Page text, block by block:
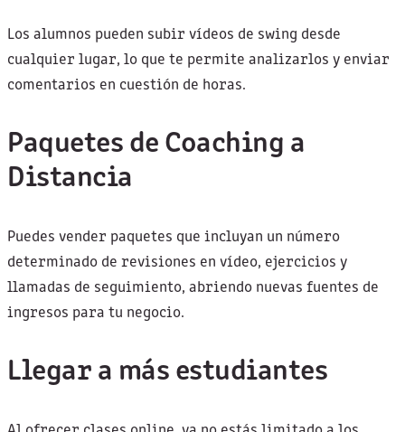
Los alumnos pueden subir vídeos de swing desde
cualquier lugar, lo que te permite analizarlos y enviar
comentarios en cuestión de horas.
Paquetes de Coaching a
Distancia
Puedes vender paquetes que incluyan un número
determinado de revisiones en vídeo, ejercicios y
llamadas de seguimiento, abriendo nuevas fuentes de
ingresos para tu negocio.
Llegar a más estudiantes